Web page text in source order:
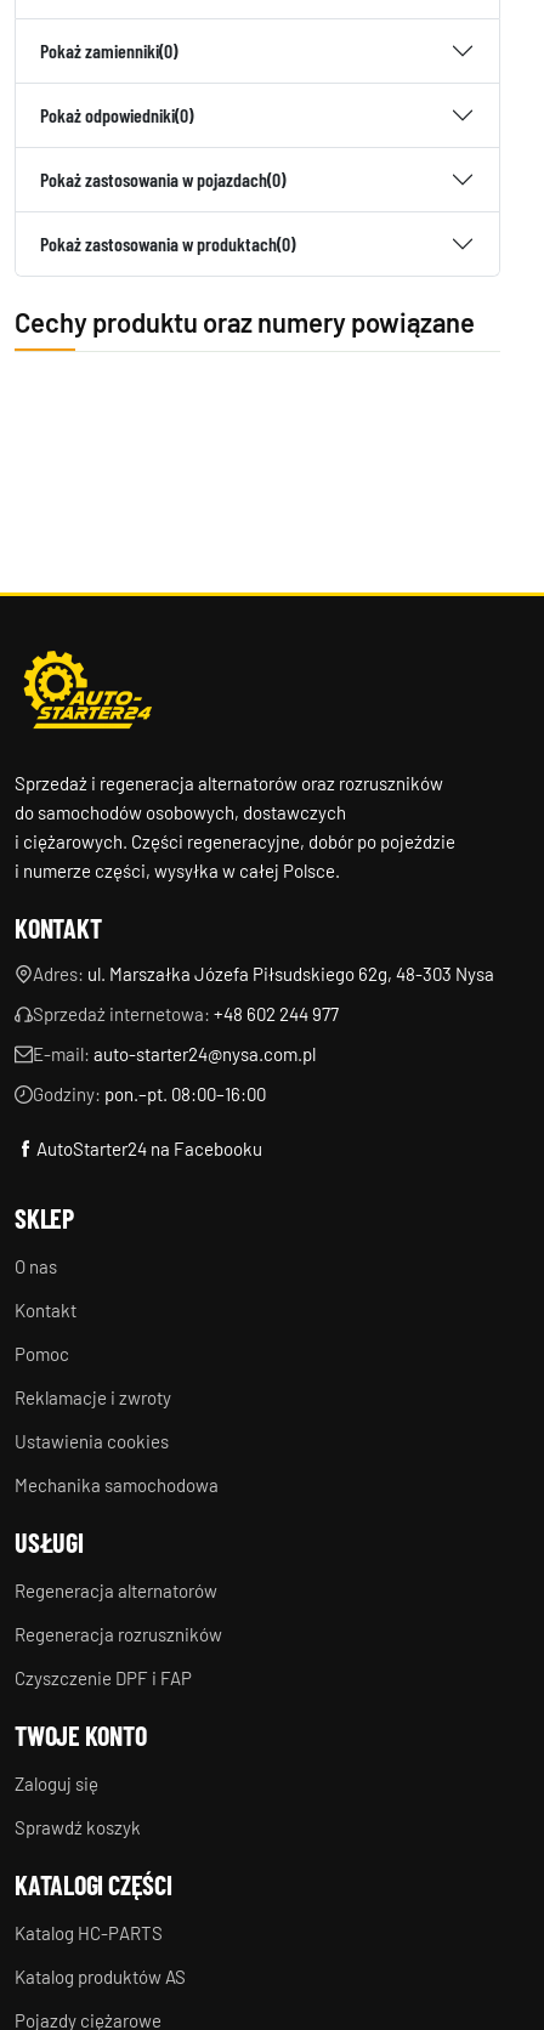
Pokaż zamienniki(0)
Pokaż odpowiedniki(0)
Pokaż zastosowania w pojazdach(0)
Pokaż zastosowania w produktach(0)
Cechy produktu oraz numery powiązane
Sprzedaż i regeneracja alternatorów oraz rozruszników
do samochodów osobowych, dostawczych
i ciężarowych. Części regeneracyjne, dobór po pojeździe
i numerze części, wysyłka w całej Polsce.
KONTAKT
Adres: ul. Marszałka Józefa Piłsudskiego 62g, 48-303 Nysa
Sprzedaż internetowa: +48 602 244 977
E-mail: auto-starter24@nysa.com.pl
Godziny: pon.–pt. 08:00–16:00
AutoStarter24 na Facebooku
SKLEP
O nas
Kontakt
Pomoc
Reklamacje i zwroty
Ustawienia cookies
Mechanika samochodowa
USŁUGI
Regeneracja alternatorów
Regeneracja rozruszników
Czyszczenie DPF i FAP
TWOJE KONTO
Zaloguj się
Sprawdź koszyk
KATALOGI CZĘŚCI
Katalog HC-PARTS
Katalog produktów AS
Pojazdy ciężarowe